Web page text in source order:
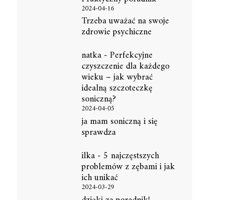
2024-04-16
Trzeba uważać na swoje
zdrowie psychiczne
natka-Perfekcyjne
czyszczenie dla każdego
wieku – jak wybrać
idealną szczoteczkę
soniczną?
2024-04-05
ja mam soniczną i się
sprawdza
ilka- 5 najczęstszych
problemów z zębami i jak
ich unikać
2024-03-29